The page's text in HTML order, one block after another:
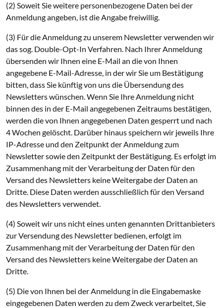
(2) Soweit Sie weitere personenbezogene Daten bei der
Anmeldung angeben, ist die Angabe freiwillig.
(3) Für die Anmeldung zu unserem Newsletter verwenden wir
das sog. Double-Opt-In Verfahren. Nach Ihrer Anmeldung
übersenden wir Ihnen eine E-Mail an die von Ihnen
angegebene E-Mail-Adresse, in der wir Sie um Bestätigung
bitten, dass Sie künftig von uns die Übersendung des
Newsletters wünschen. Wenn Sie Ihre Anmeldung nicht
binnen des in der E-Mail angegebenen Zeitraums bestätigen,
werden die von Ihnen angegebenen Daten gesperrt und nach
4 Wochen gelöscht. Darüber hinaus speichern wir jeweils Ihre
IP-Adresse und den Zeitpunkt der Anmeldung zum
Newsletter sowie den Zeitpunkt der Bestätigung. Es erfolgt im
Zusammenhang mit der Verarbeitung der Daten für den
Versand des Newsletters keine Weitergabe der Daten an
Dritte. Diese Daten werden ausschließlich für den Versand
des Newsletters verwendet.
(4) Soweit wir uns nicht eines unten genannten Drittanbieters
zur Versendung des Newsletter bedienen, erfolgt im
Zusammenhang mit der Verarbeitung der Daten für den
Versand des Newsletters keine Weitergabe der Daten an
Dritte.
(5) Die von Ihnen bei der Anmeldung in die Eingabemaske
eingegebenen Daten werden zu dem Zweck verarbeitet, Sie